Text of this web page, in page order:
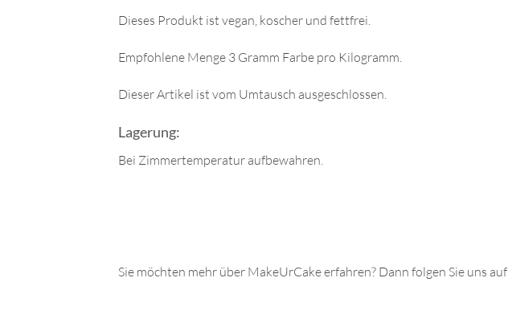
Dieses Produkt ist vegan, koscher und fettfrei.
Empfohlene Menge 3 Gramm Farbe pro Kilogramm.
Dieser Artikel ist vom Umtausch ausgeschlossen.
Lagerung:
Bei Zimmertemperatur aufbewahren.
Sie möchten mehr über MakeUrCake erfahren? Dann folgen Sie uns auf